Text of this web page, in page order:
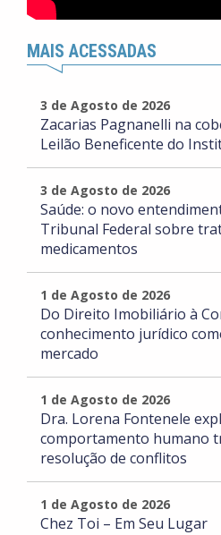
MAIS ACESSADAS
3 de Agosto de 2026
Zacarias Pagnanelli na
Leilão Beneficente do
3 de Agosto de 2026
Saúde: o novo
Tribunal Federal sobre
medicamentos
1 de Agosto de 2026
Do Direito Imobiliário à
conhecimento jurídico
mercado
1 de Agosto de 2026
Dra. Lorena Fontenele
comportamento humano
resolução de conflitos
1 de Agosto de 2026
Chez Toi – Em Seu Lugar